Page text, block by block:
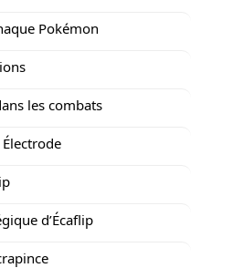
Pokémon
les combats
d’Écaflip